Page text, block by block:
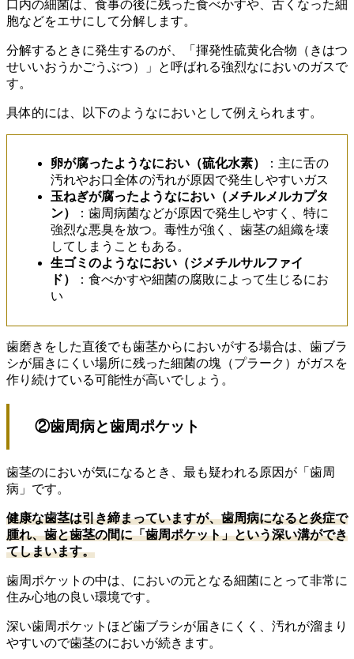
口内の細菌は、食事の後に残った食べかすや、古くなった細
胞などをエサにして分解します。
分解するときに発生するのが、「揮発性硫黄化合物（きはつ
せいいおうかごうぶつ）」と呼ばれる強烈なにおいのガスで
す。
具体的には、以下のようなにおいとして例えられます。
卵が腐ったようなにおい（硫化水素）
：主に舌の
汚れやお口全体の汚れが原因で発生しやすいガス
玉ねぎが腐ったようなにおい（メチルメルカプタ
ン）
：歯周病菌などが原因で発生しやすく、特に
強烈な悪臭を放つ。毒性が強く、歯茎の組織を壊
してしまうこともある。
生ゴミのようなにおい（ジメチルサルファイ
ド）
：食べかすや細菌の腐敗によって生じるにお
い
歯磨きをした直後でも歯茎からにおいがする場合は、歯ブラ
シが届きにくい場所に残った細菌の塊（プラーク）がガスを
作り続けている可能性が高いでしょう。
②歯周病と歯周ポケット
歯茎のにおいが気になるとき、最も疑われる原因が「歯周
病」です。
健康な歯茎は引き締まっていますが、歯周病になると炎症で
腫れ、歯と歯茎の間に「歯周ポケット」という深い溝ができ
てしまいます。
歯周ポケットの中は、においの元となる細菌にとって非常に
住み心地の良い環境です。
深い歯周ポケットほど歯ブラシが届きにくく、汚れが溜まり
やすいので歯茎のにおいが続きます。